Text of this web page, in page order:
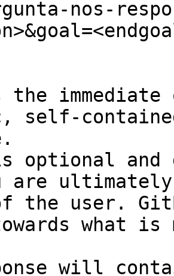
nos-
self-
optional and
are
the user.
what
will